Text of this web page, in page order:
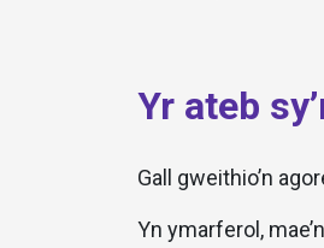
Yr ateb
Gall gweithio’n
Yn ymarferol,